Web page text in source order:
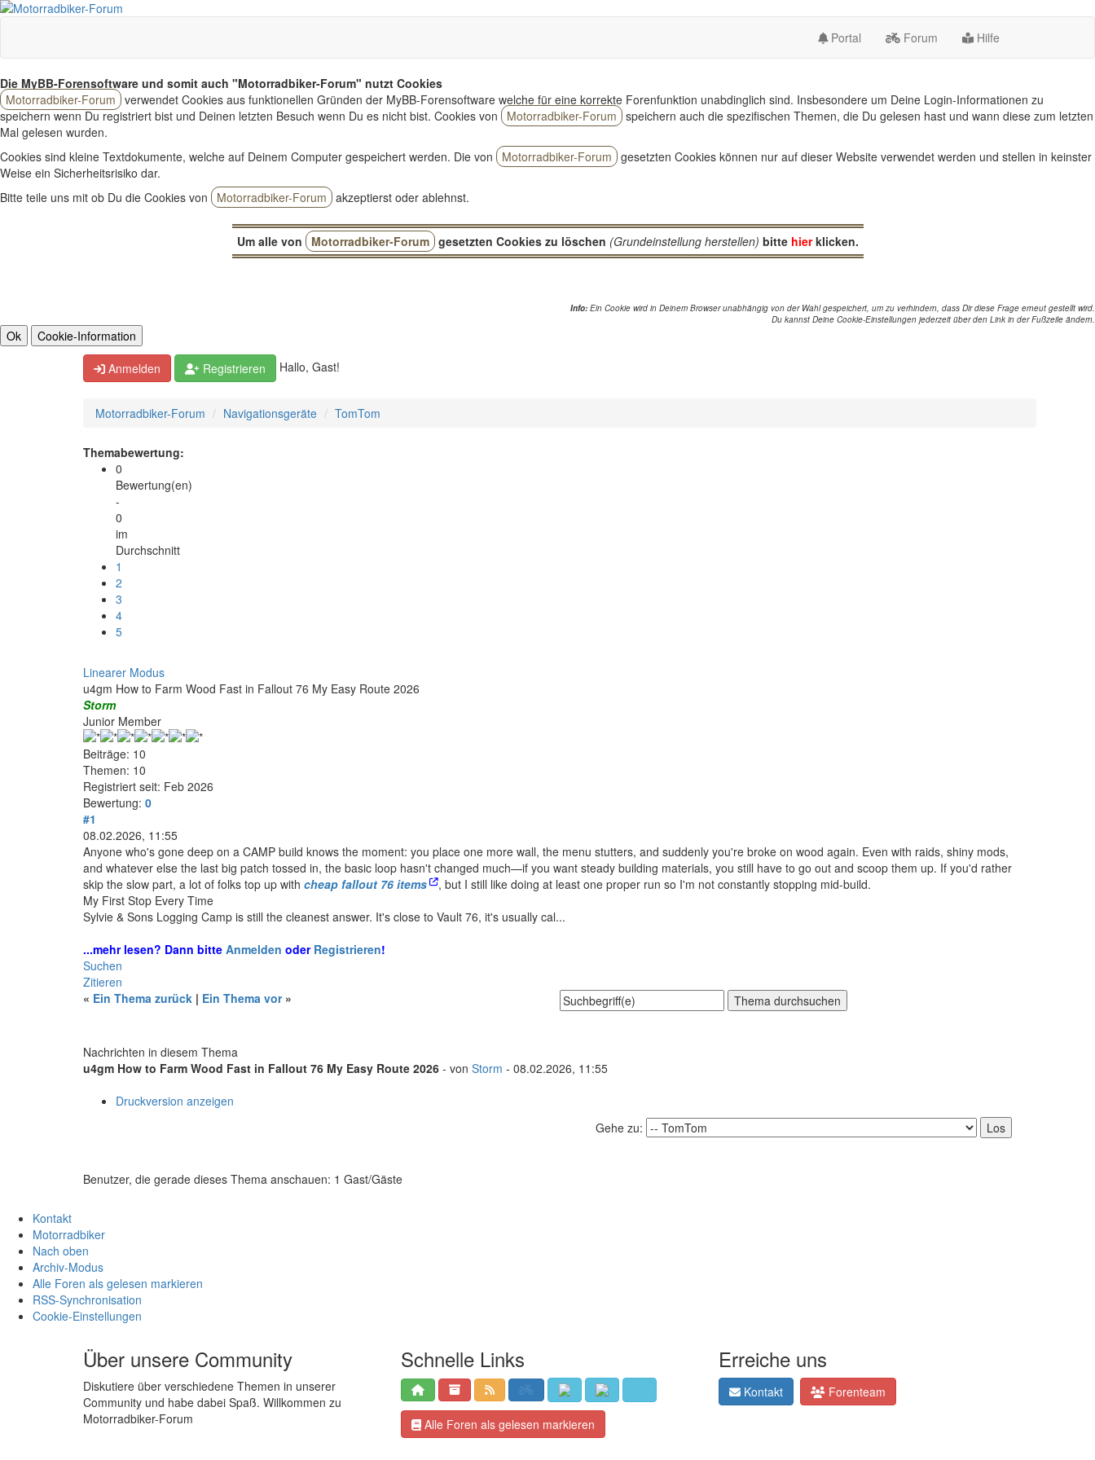
Portal Forum Hilfe
Die MyBB-Forensoftware und somit auch "Motorradbiker-Forum" nutzt Cookies
Motorradbiker-Forum verwendet Cookies aus funktionellen Gründen der MyBB-Forensoftware welche für eine korrekte Forenfunktion unabdinglich sind. Insbesondere um Deine Login-Informationen zu
speichern wenn Du registriert bist und Deinen letzten Besuch wenn Du es nicht bist. Cookies von
Motorradbiker-Forum speichern auch die spezifischen Themen, die Du gelesen hast und wann diese zum letzten
Mal gelesen wurden.
Cookies sind kleine Textdokumente, welche auf Deinem Computer gespeichert werden. Die von
Motorradbiker-Forum gesetzten Cookies können nur auf dieser Website verwendet werden und stellen in keinster
Weise ein Sicherheitsrisiko dar.
Bitte teile uns mit ob Du die Cookies von
Motorradbiker-Forum akzeptierst oder ablehnst.
Um alle von Motorradbiker-Forum gesetzten Cookies zu löschen (Grundeinstellung herstellen) bitte hierklicken.
Info: Ein Cookie wird in Deinem Browser unabhängig von der Wahl gespeichert, um zu verhindern, dass Dir diese Frage erneut gestellt wird.
Du kannst Deine Cookie-Einstellungen jederzeit über den Link in der Fußzeile ändern.
Anmelden Registrieren Hallo, Gast!
Motorradbiker-Forum Navigationsgeräte TomTom
Themabewertung:
0
Bewertung(en)
-
0
im
Durchschnitt
1
2
3
4
5
Linearer Modus
u4gm How to Farm Wood Fast in Fallout 76 My Easy Route 2026
Storm
Junior Member
Beiträge: 10
Themen: 10
Registriert seit: Feb 2026
Bewertung: 0
#1
08.02.2026, 11:55
Anyone who's gone deep on a CAMP build knows the moment: you place one more wall, the menu stutters, and suddenly you're broke on wood again. Even with raids, shiny mods,
and whatever else the last big patch tossed in, the basic loop hasn't changed much—if you want steady building materials, you still have to go out and scoop them up. If you'd rather
skip the slow part, a lot of folks top up with cheap fallout 76 items
, but I still like doing at least one proper run so I'm not constantly stopping mid-build.
My First Stop Every Time
Sylvie & Sons Logging Camp is still the cleanest answer. It's close to Vault 76, it's usually cal...
...mehr lesen? Dann bitte Anmelden oder Registrieren!
Suchen
Zitieren
« Ein Thema zurück | Ein Thema vor»
Nachrichten in diesem Thema
u4gm How to Farm Wood Fast in Fallout 76 My Easy Route 2026 - von Storm - 08.02.2026, 11:55
Druckversion anzeigen
Gehe zu:
Benutzer, die gerade dieses Thema anschauen: 1 Gast/Gäste
Kontakt
Motorradbiker
Nach oben
Archiv-Modus
Alle Foren als gelesen markieren
RSS-Synchronisation
Cookie-Einstellungen
Über unsere Community
Diskutiere über verschiedene Themen in unserer
Community und habe dabei Spaß. Willkommen zu
Motorradbiker-Forum
Schnelle Links
Alle Foren als gelesen markieren
Erreiche uns
Kontakt Forenteam